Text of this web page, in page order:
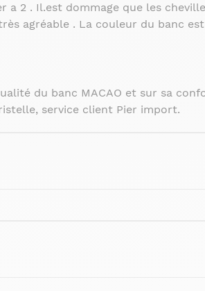
a 2 . Il.est dommage que les
agréable . La couleur du banc
du banc MACAO et sur sa
service client Pier import.